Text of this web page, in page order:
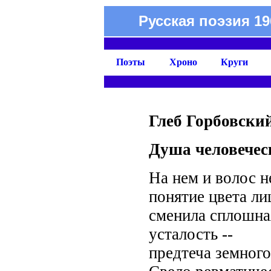
Русская поэзия
Поэты Хроно Круги
Глеб
Душа
На нем и волос
понятие цвета
сменила
усталость --
предтеча